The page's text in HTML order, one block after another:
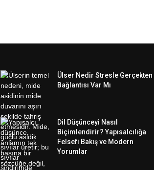
Ülser Nedir Stresle Gerçekten
Bağlantısı Var Mı
Dil Düşünceyi Nasıl
Biçimlendirir? Yapısalcılığa
Felsefi Bakış ve Modern
Yorumlar